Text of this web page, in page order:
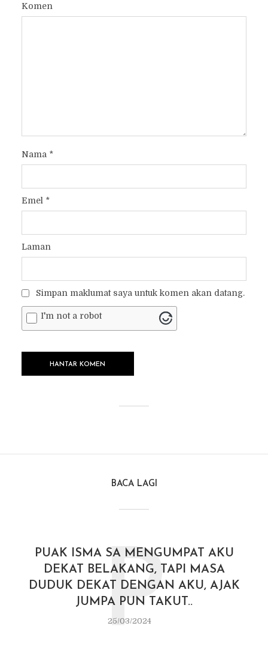
Komen
Nama *
Emel *
Laman
Simpan maklumat saya untuk komen akan datang.
I'm not a robot
BACA LAGI
PUAK ISMA SA MENGUMPAT AKU
DEKAT BELAKANG, TAPI MASA
DUDUK DEKAT DENGAN AKU, AJAK
JUMPA PUN TAKUT..
25/03/2024
P